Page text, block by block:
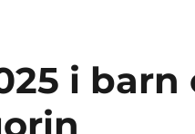
i barn